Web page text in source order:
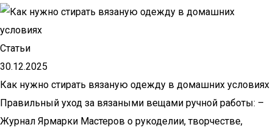
Статьи
30.12.2025
Как нужно стирать вязаную одежду в домашних условиях
Правильный уход за вязаными вещами ручной работы: –
Журнал Ярмарки Мастеров о рукоделии, творчестве,